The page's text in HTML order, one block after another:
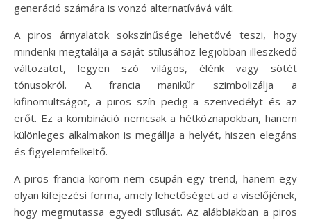
generáció számára is vonzó alternatívává vált.
A piros árnyalatok sokszínűsége lehetővé teszi, hogy
mindenki megtalálja a saját stílusához legjobban illeszkedő
változatot, legyen szó világos, élénk vagy sötét
tónusokról. A francia manikűr szimbolizálja a
kifinomultságot, a piros szín pedig a szenvedélyt és az
erőt. Ez a kombináció nemcsak a hétköznapokban, hanem
különleges alkalmakon is megállja a helyét, hiszen elegáns
és figyelemfelkeltő.
A piros francia köröm nem csupán egy trend, hanem egy
olyan kifejezési forma, amely lehetőséget ad a viselőjének,
hogy megmutassa egyedi stílusát. Az alábbiakban a piros